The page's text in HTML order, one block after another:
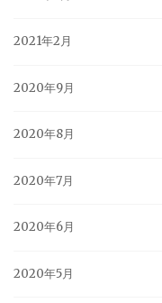
2021年2月
2020年9月
2020年8月
2020年7月
2020年6月
2020年5月